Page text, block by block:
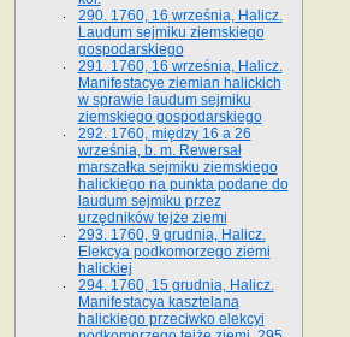
290. 1760, 16 września, Halicz.
Laudum sejmiku ziemskiego
gospodarskiego
291. 1760, 16 września, Halicz.
Manifestacye ziemian halickich
w sprawie laudum sejmiku
ziemskiego gospodarskiego
292. 1760, między 16 a 26
września, b. m. Rewersał
marszałka sejmiku ziemskiego
halickiego na punkta podane do
laudum sejmiku przez
urzędników tejże ziemi
293. 1760, 9 grudnia, Halicz.
Elekcya podkomorzego ziemi
halickiej
294. 1760, 15 grudnia, Halicz.
Manifestacya kasztelana
halickiego przeciwko elekcyi